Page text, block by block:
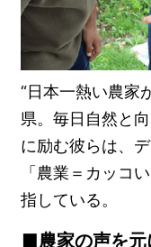
“日本一熱い農家
県。毎日自然と
に励む彼らは、
「農業＝カッコ
指している。
農家の声を